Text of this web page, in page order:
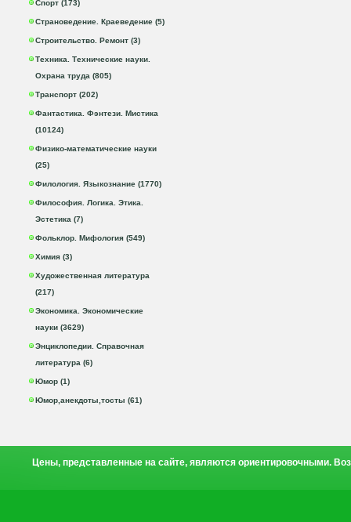
Спорт (173)
Страноведение. Краеведение (5)
Строительство. Ремонт (3)
Техника. Технические науки.
Охрана труда (805)
Транспорт (202)
Фантастика. Фэнтези. Мистика
(10124)
Физико-математические науки
(25)
Филология. Языкознание (1770)
Философия. Логика. Этика.
Эстетика (7)
Фольклор. Мифология (549)
Химия (3)
Художественная литература
(217)
Экономика. Экономические
науки (3629)
Энциклопедии. Справочная
литература (6)
Юмор (1)
Юмор,анекдоты,тосты (61)
Цены, представленные на сайте, являются ориентировочными.